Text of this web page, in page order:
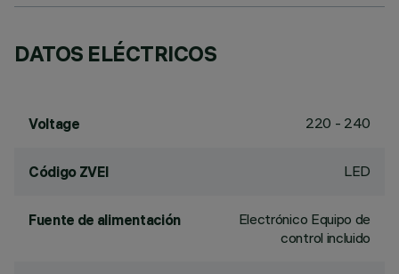
DATOS ELÉCTRICOS
Voltage 220 - 240
Código ZVEI LED
Fuente de alimentación
Electrónico Equipo de
control incluido